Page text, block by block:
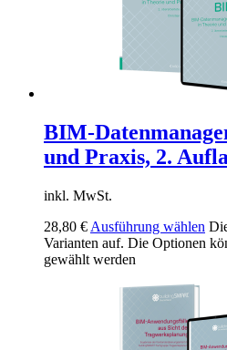
BIM-
und Praxis, 2.
inkl. MwSt.
28,80 € Ausführung wählen
Varianten auf. Die Optionen
gewählt werden